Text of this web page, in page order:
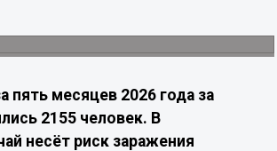
пять месяцев 2026 года за
2155 человек. В
несёт риск заражения